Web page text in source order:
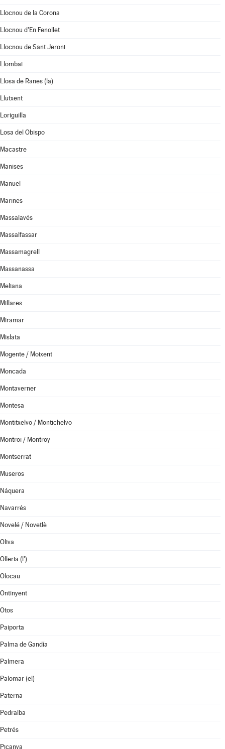
Llocnou de la Corona
Llocnou d'En Fenollet
Llocnou de Sant Jeroni
Llombai
Llosa de Ranes (la)
Llutxent
Loriguilla
Losa del Obispo
Macastre
Manises
Manuel
Marines
Massalavés
Massalfassar
Massamagrell
Massanassa
Meliana
Millares
Miramar
Mislata
Mogente / Moixent
Moncada
Montaverner
Montesa
Montitxelvo / Montichelvo
Montroi / Montroy
Montserrat
Museros
Náquera
Navarrés
Novelé / Novetlè
Oliva
Olleria (l')
Olocau
Ontinyent
Otos
Paiporta
Palma de Gandía
Palmera
Palomar (el)
Paterna
Pedralba
Petrés
Picanya